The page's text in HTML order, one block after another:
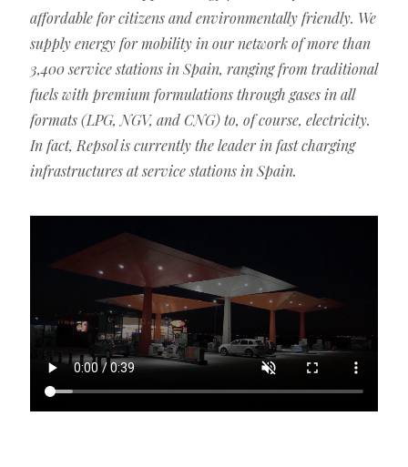
affordable for citizens and environmentally friendly. We
supply energy for mobility in our network of more than
3,400 service stations in Spain, ranging from traditional
fuels with premium formulations through gases in all
formats (LPG, NGV, and CNG) to, of course, electricity.
In fact, Repsol is currently the leader in fast charging
infrastructures at service stations in Spain.